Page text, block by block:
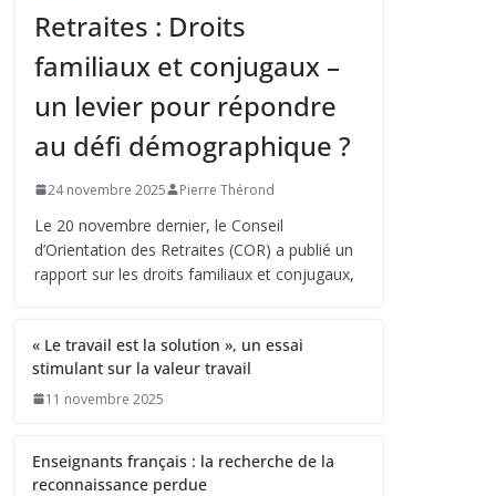
Retraites : Droits
familiaux et conjugaux –
un levier pour répondre
au défi démographique ?
24 novembre 2025 Pierre Thérond
Le 20 novembre dernier, le Conseil
d’Orientation des Retraites (COR) a publié un
rapport sur les droits familiaux et conjugaux,
« Le travail est la solution », un essai
stimulant sur la valeur travail
11 novembre 2025
Enseignants français : la recherche de la
reconnaissance perdue